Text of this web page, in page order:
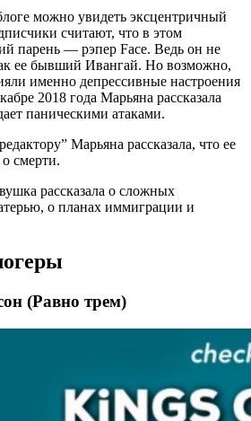
можно увидеть эксцентричный
считают, что в этом
парень — рэпер Face. Ведь он не
ее бывший Ивангай. Но возможно,
именно депрессивные настроения
2018 года Марьяна рассказала
паническими атаками.
Марьяна рассказала, что ее
смерти.
рассказала о сложных
о планах иммиграции и
(Равно трем)